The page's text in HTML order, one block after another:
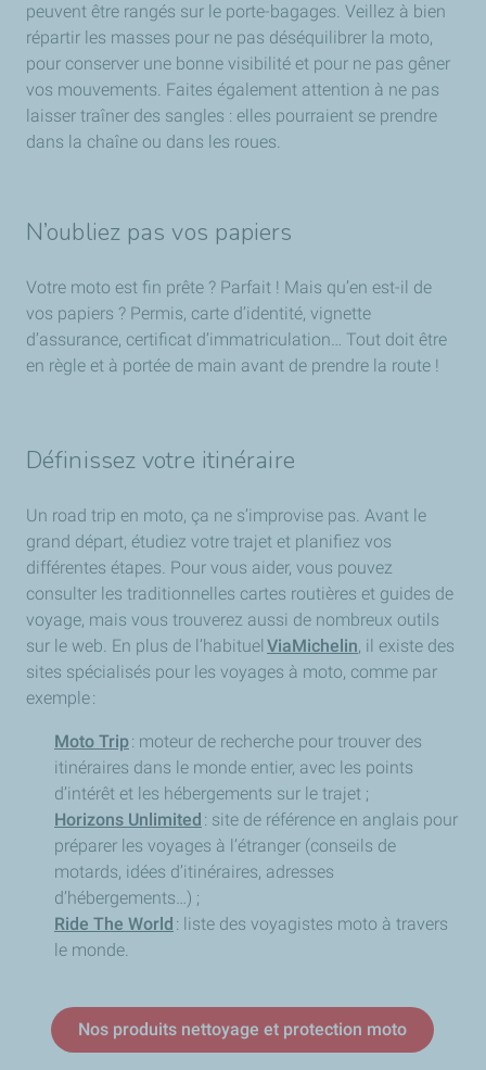
peuvent être rangés sur le porte-bagages. Veillez à bien
répartir les masses pour ne pas déséquilibrer la moto,
pour conserver une bonne visibilité et pour ne pas gêner
vos mouvements. Faites également attention à ne pas
laisser traîner des sangles : elles pourraient se prendre
dans la chaîne ou dans les roues.
N’oubliez pas vos papiers
Votre moto est fin prête ? Parfait ! Mais qu’en est-il de
vos papiers ? Permis, carte d’identité, vignette
d’assurance, certificat d’immatriculation… Tout doit être
en règle et à portée de main avant de prendre la route !
Définissez votre itinéraire
Un road trip en moto, ça ne s’improvise pas. Avant le
grand départ, étudiez votre trajet et planifiez vos
différentes étapes. Pour vous aider, vous pouvez
consulter les traditionnelles cartes routières et guides de
voyage, mais vous trouverez aussi de nombreux outils
sur le web. En plus de l’habituel ViaMichelin, il existe des
sites spécialisés pour les voyages à moto, comme par
exemple :
Moto Trip: moteur de recherche pour trouver des
itinéraires dans le monde entier, avec les points
d’intérêt et les hébergements sur le trajet ;
Horizons Unlimited : site de référence en anglais pour
préparer les voyages à l’étranger (conseils de
motards, idées d’itinéraires, adresses
d’hébergements…) ;
Ride The World : liste des voyagistes moto à travers
le monde.
Nos produits nettoyage et protection moto